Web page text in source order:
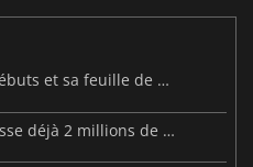
MARVEL Tōkon dévoile ses débuts et sa feuille de route
Resident Evil: Veronica dépasse déjà 2 millions de wishlists